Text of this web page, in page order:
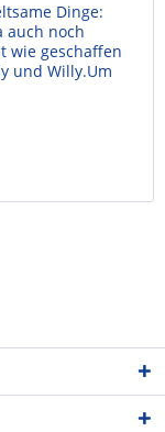
Dinge:
auch noch
wie geschaffen
und Willy.Um